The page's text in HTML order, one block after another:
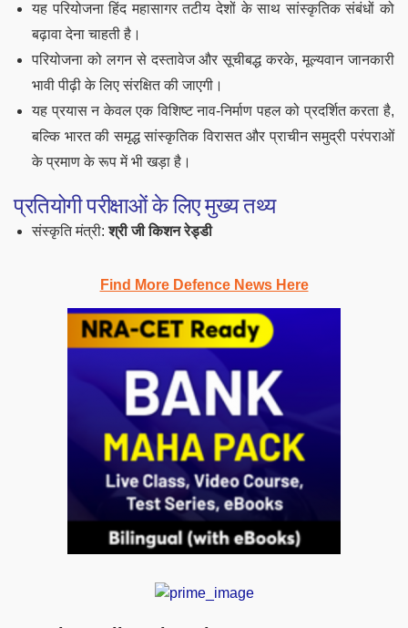
यह परियोजना हिंद महासागर तटीय देशों के साथ सांस्कृतिक संबंधों को
बढ़ावा देना चाहती है।
परियोजना को लगन से दस्तावेज और सूचीबद्ध करके, मूल्यवान जानकारी
भावी पीढ़ी के लिए संरक्षित की जाएगी।
यह प्रयास न केवल एक विशिष्ट नाव-निर्माण पहल को प्रदर्शित करता है,
बल्कि भारत की समृद्ध सांस्कृतिक विरासत और प्राचीन समुद्री परंपराओं
के प्रमाण के रूप में भी खड़ा है।
प्रतियोगी परीक्षाओं के लिए मुख्य तथ्य
संस्कृति मंत्री:श्री जी किशन रेड्डी
Find More Defence News Here